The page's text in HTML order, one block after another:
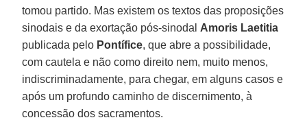
tomou partido. Mas existem os textos das proposições
sinodais e da exortação pós-sinodal Amoris Laetitia
publicada pelo Pontífice, que abre a possibilidade,
com cautela e não como direito nem, muito menos,
indiscriminadamente, para chegar, em alguns casos e
após um profundo caminho de discernimento, à
concessão dos sacramentos.